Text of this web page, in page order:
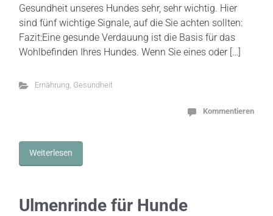
Gesundheit unseres Hundes sehr, sehr wichtig. Hier
sind fünf wichtige Signale, auf die Sie achten sollten:
Fazit:Eine gesunde Verdauung ist die Basis für das
Wohlbefinden Ihres Hundes. Wenn Sie eines oder […]
Ernährung, Gesundheit
Kommentieren
Weiterlesen
Ulmenrinde für Hunde